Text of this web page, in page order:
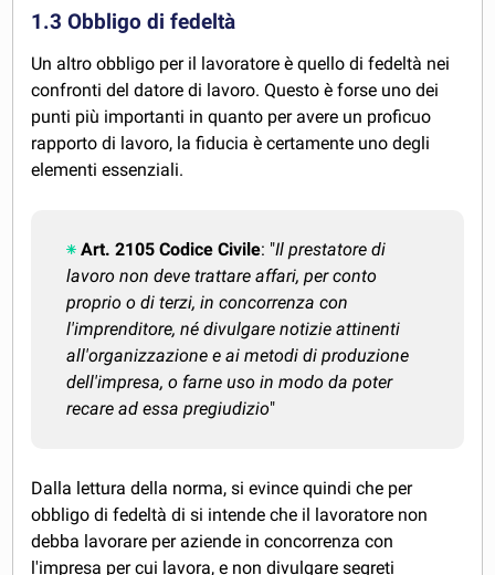
1.3 Obbligo di fedeltà
Un altro obbligo per il lavoratore è quello di fedeltà nei
confronti del datore di lavoro. Questo è forse uno dei
punti più importanti in quanto per avere un proficuo
rapporto di lavoro, la fiducia è certamente uno degli
elementi essenziali.
Art. 2105 Codice Civile: "Il prestatore di
lavoro non deve trattare affari, per conto
proprio o di terzi, in concorrenza con
l'imprenditore, né divulgare notizie attinenti
all'organizzazione e ai metodi di produzione
dell'impresa, o farne uso in modo da poter
recare ad essa pregiudizio"
Dalla lettura della norma, si evince quindi che per
obbligo di fedeltà di si intende che il lavoratore non
debba lavorare per aziende in concorrenza con
l'impresa per cui lavora, e non divulgare segreti